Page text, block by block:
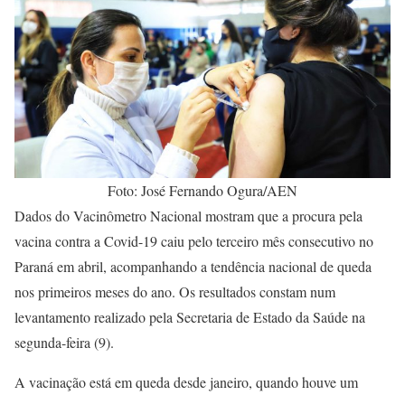
Foto: José Fernando Ogura/AEN
Dados do Vacinômetro Nacional mostram que a procura pela
vacina contra a Covid-19 caiu pelo terceiro mês consecutivo no
Paraná em abril, acompanhando a tendência nacional de queda
nos primeiros meses do ano. Os resultados constam num
levantamento realizado pela Secretaria de Estado da Saúde na
segunda-feira (9).
A vacinação está em queda desde janeiro, quando houve um